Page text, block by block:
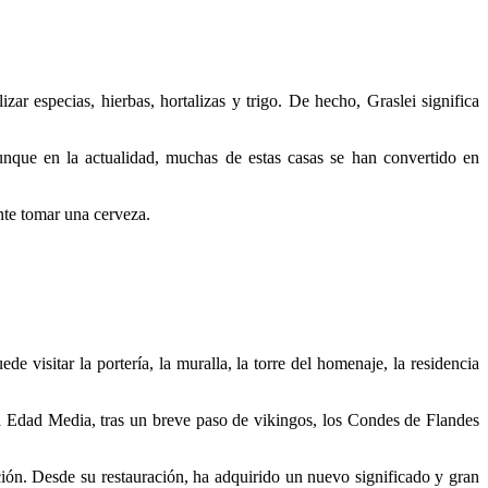
especias, hierbas, hortalizas y trigo. De hecho, Graslei significa
en la actualidad, muchas de estas casas se han convertido en
tomar una cerveza.
visitar la portería, la muralla, la torre del homenaje, la residencia
Media, tras un breve paso de vikingos, los Condes de Flandes
.Desde su restauración, ha adquirido un nuevo significado y gran